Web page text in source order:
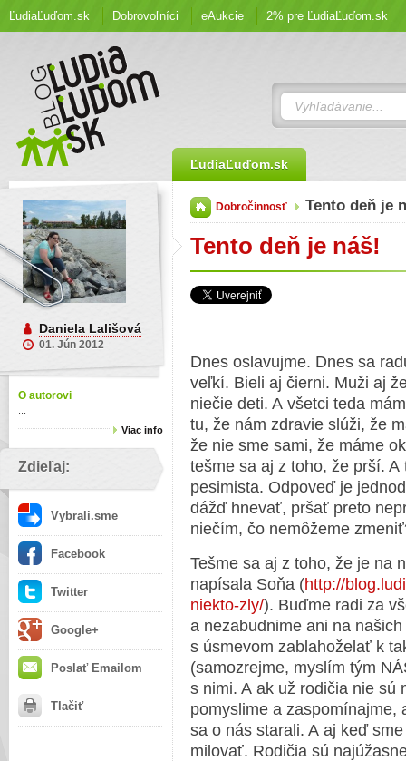
ĽudiaĽuďom.sk Dobrovoľníci eAukcie 2% pre ĽudiaĽuďom.sk
ĽudiaĽuďom.sk
Daniela Lališová
01. Jún 2012
O autorovi
Viac info
Zdieľaj:
Vybrali.sme
Facebook
Twitter
Google+
Poslať Emailom
Tlačiť
Dobročinnosť Tento deň je
Tento deň je náš!
Dnes oslavujme. Dnes sa
veľkí. Bieli aj čierni. Muži aj
niečie deti. A všetci teda
tu, že nám zdravie slúži, že
že nie sme sami, že máme
tešme sa aj z toho, že prší.
pesimista. Odpoveď je
dážď hnevať, pršať preto
niečím, čo nemôžeme
Tešme sa aj z toho, že je na
napísala Soňa (http://
niekto-zly/). Buďme radi za
a nezabudnime ani na
s úsmevom zablahoželať k
(samozrejme, myslím tým
s nimi. A ak už rodičia nie sú
pomyslime a zaspomínajme,
sa o nás starali. A aj keď
milovať. Rodičia sú